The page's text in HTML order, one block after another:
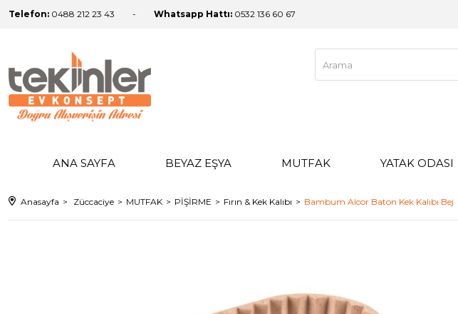
Telefon: 0488 212 23 43 Whatsapp Hattı: 0532 136 60 67
ANA SAYFA BEYAZ EŞYA MUTFAK YATAK ODASI
Anasayfa Züccaciye MUTFAK PİŞİRME Fırın & Kek Kalıbı Bambum Alcor Baton Kek Kalıbı Bej